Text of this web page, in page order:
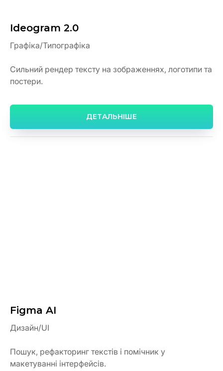
Ideogram 2.0
Графіка/Типографіка
Сильний рендер тексту на зображеннях, логотипи та
постери.
ДЕТАЛЬНІШЕ
Figma AI
Дизайн/UI
Пошук, рефакторинг текстів і помічник у
макетуванні інтерфейсів.